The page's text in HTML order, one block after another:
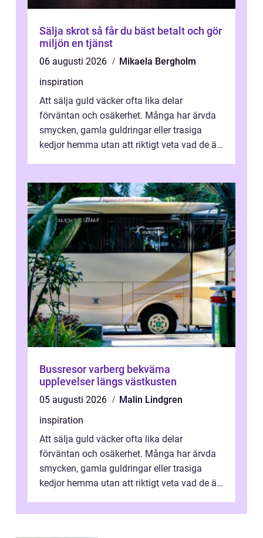
Sälja skrot så får du bäst betalt och gör
miljön en tjänst
06 augusti 2026
Mikaela Bergholm
inspiration
Att sälja guld väcker ofta lika delar
förväntan och osäkerhet. Många har ärvda
smycken, gamla guldringar eller trasiga
kedjor hemma utan att riktigt veta vad de är
Bussresor varberg bekväma
upplevelser längs västkusten
05 augusti 2026
Malin Lindgren
inspiration
Att sälja guld väcker ofta lika delar
förväntan och osäkerhet. Många har ärvda
smycken, gamla guldringar eller trasiga
kedjor hemma utan att riktigt veta vad de är